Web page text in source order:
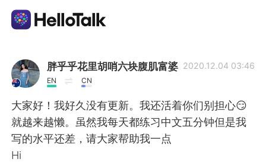
語学交換アプリ
AI Grammar Checker
日本語
胖乎乎花里胡哨六块腹肌富婆
EN CN
2020.12.04 03:46
大家好！我好久没有更新。我还活着你们别担心😏
就越来越懒。虽然我每天都练习中文五分钟但是我
写的水平还差，请大家帮助我一点
Hi